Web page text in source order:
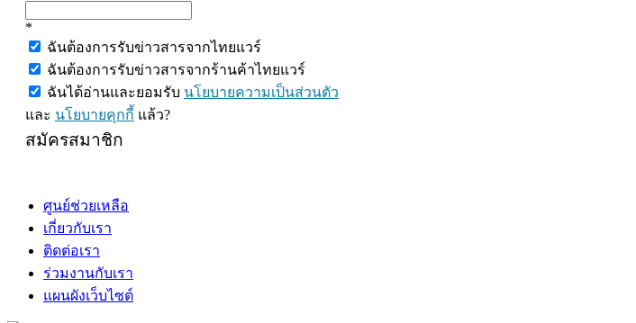
*
ฉันต้องการรับข่าวสารจากไทยแวร์
ฉันต้องการรับข่าวสารจากร้านค้าไทยแวร์
ฉันได้อ่านและยอมรับ นโยบายความเป็นส่วนตัว
และ นโยบายคุกกี้ แล้ว?
สมัครสมาชิก
ศูนย์ช่วยเหลือ
เกี่ยวกับเรา
ติดต่อเรา
ร่วมงานกับเรา
แผนผังเว็บไซต์